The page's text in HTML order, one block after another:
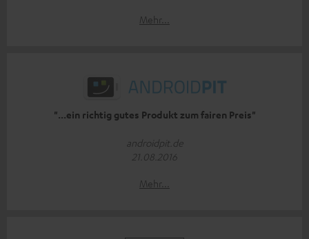
Mehr...
"...ein richtig gutes Produkt zum fairen Preis"
androidpit.de
21.08.2016
Mehr...